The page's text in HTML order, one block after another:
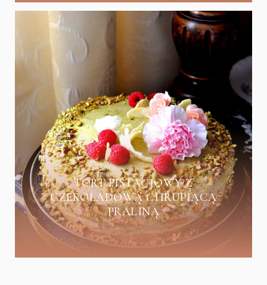
TORT PISTACJOWY Z
CZEKOLADOWĄ CHRUPIĄCĄ
PRALINĄ